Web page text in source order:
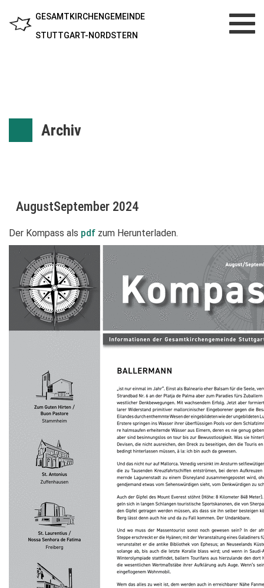
GESAMTKIRCHENGEMEINDE
STUTTGART-NORDSTERN
Archiv
AugustSeptember 2024
Der Kompass als pdf zum Herunterladen.